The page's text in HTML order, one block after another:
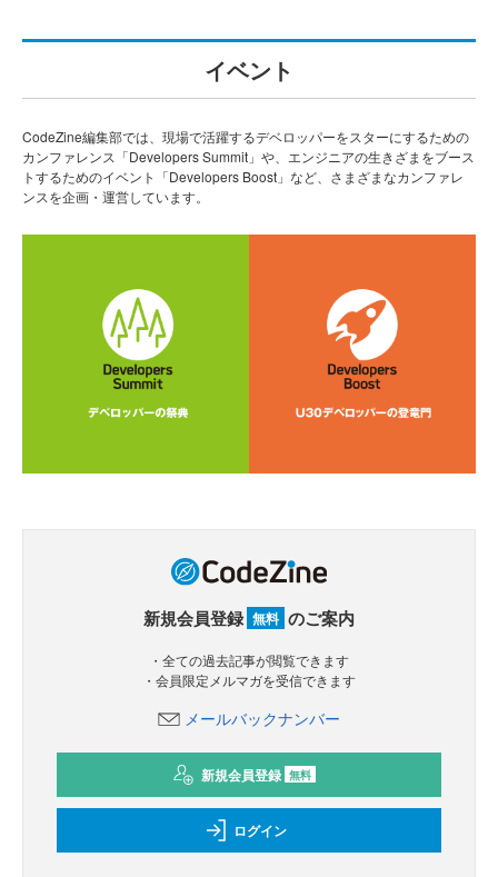
イベント
CodeZine編集部では、現場で活躍するデベロッパーをスターにするための
カンファレンス「Developers Summit」や、エンジニアの生きざまをブース
トするためのイベント「Developers Boost」など、さまざまなカンファレ
ンスを企画・運営しています。
新規会員登録 無料 のご案内
・全ての過去記事が閲覧できます
・会員限定メルマガを受信できます
メールバックナンバー
新規会員登録 無料
ログイン